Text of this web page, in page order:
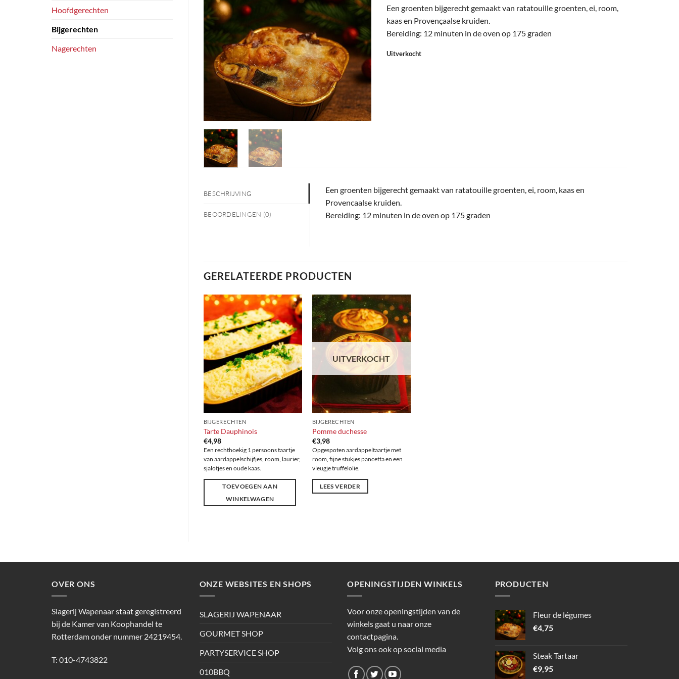
Hoofdgerechten
Bijgerechten
Nagerechten
Een groenten bijgerecht gemaakt van ratatouille groenten, ei, room,
kaas en Provençaalse kruiden.
Bereiding: 12 minuten in de oven op 175 graden
Uitverkocht
BESCHRIJVING
BEOORDELINGEN (0)
Een groenten bijgerecht gemaakt van ratatouille groenten, ei, room, kaas en
Provencaalse kruiden.
Bereiding: 12 minuten in de oven op 175 graden
GERELATEERDE PRODUCTEN
BIJGERECHTEN
Tarte Dauphinois
€4,98
Een rechthoekig 1 persoons taartje
van aardappelschijfjes, room, laurier,
sjalotjes en oude kaas.
TOEVOEGEN AAN
WINKELWAGEN
UITVERKOCHT
BIJGERECHTEN
Pomme duchesse
€3,98
Opgespoten aardappeltaartje met
room, fijne stukjes pancetta en een
vleugje truffelolie.
LEES VERDER
OVER ONS
Slagerij Wapenaar staat geregistreerd
bij de Kamer van Koophandel te
Rotterdam onder nummer 24219454.
T: 010-4743822
ONZE WEBSITES EN SHOPS
SLAGERIJ WAPENAAR
GOURMET SHOP
PARTYSERVICE SHOP
010BBQ
OPENINGSTIJDEN WINKELS
Voor onze openingstijden van de
winkels gaat u naar onze
contactpagina.
Volg ons ook op social media
PRODUCTEN
Fleur de légumes
€4,75
Steak Tartaar
€9,95